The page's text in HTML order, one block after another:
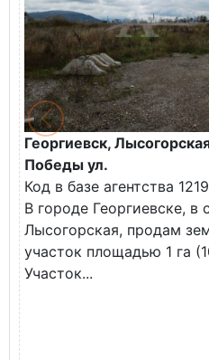
Георгиевск,
Победы ул.
Код в базе агентства
В городе Георгиевске, в
Лысогорская, продам
участок площадью 1 га
Участок...